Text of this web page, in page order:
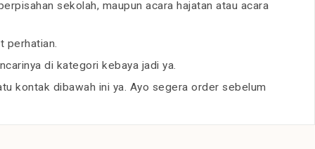
sekolah, maupun acara hajatan atau acara
perhatian.
di kategori kebaya jadi ya.
kontak dibawah ini ya. Ayo segera order sebelum